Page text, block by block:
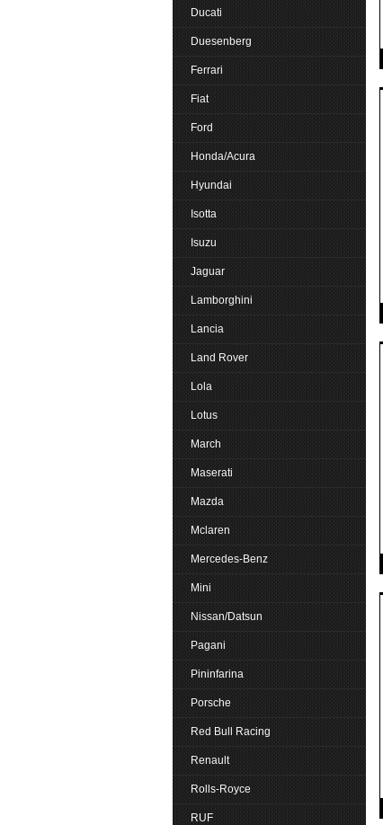
Ducati
Duesenberg
Ferrari
Fiat
Ford
Honda/Acura
Hyundai
Isotta
Isuzu
Jaguar
Lamborghini
Lancia
Land Rover
Lola
Lotus
March
Maserati
Mazda
Mclaren
Mercedes-Benz
Mini
Nissan/Datsun
Pagani
Pininfarina
Porsche
Red Bull Racing
Renault
Rolls-Royce
RUF